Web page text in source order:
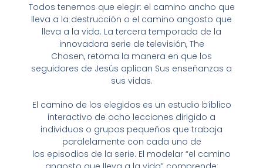
Todos tenemos que elegir: el camino ancho que
lleva a la destrucción o el camino angosto que
lleva a la vida. La tercera temporada de la
innovadora serie de televisión, The
Chosen, retoma la manera en que los
seguidores de Jesús aplican Sus enseñanzas a
sus vidas.
El camino de los elegidos es un estudio bíblico
interactivo de ocho lecciones dirigido a
individuos o grupos pequeños que trabaja
paralelamente con cada uno de
los episodios de la serie. El modelar “el camino